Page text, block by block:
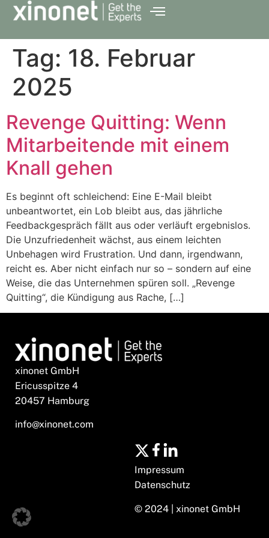
Tag: 18. Februar
2025
Revenge Quitting: Wenn
Mitarbeitende mit einem
Knall gehen
Es beginnt oft schleichend: Eine E-Mail bleibt
unbeantwortet, ein Lob bleibt aus, das jährliche
Feedbackgespräch fällt aus oder verläuft ergebnislos.
Die Unzufriedenheit wächst, aus einem leichten
Unbehagen wird Frustration. Und dann, irgendwann,
reicht es. Aber nicht einfach nur so – sondern auf eine
Weise, die das Unternehmen spüren soll. „Revenge
Quitting“, die Kündigung aus Rache, […]
xinonet GmbH
Ericusspitze 4
20457 Hamburg
info@xinonet.com
Impressum
Datenschutz
© 2024 | xinonet GmbH